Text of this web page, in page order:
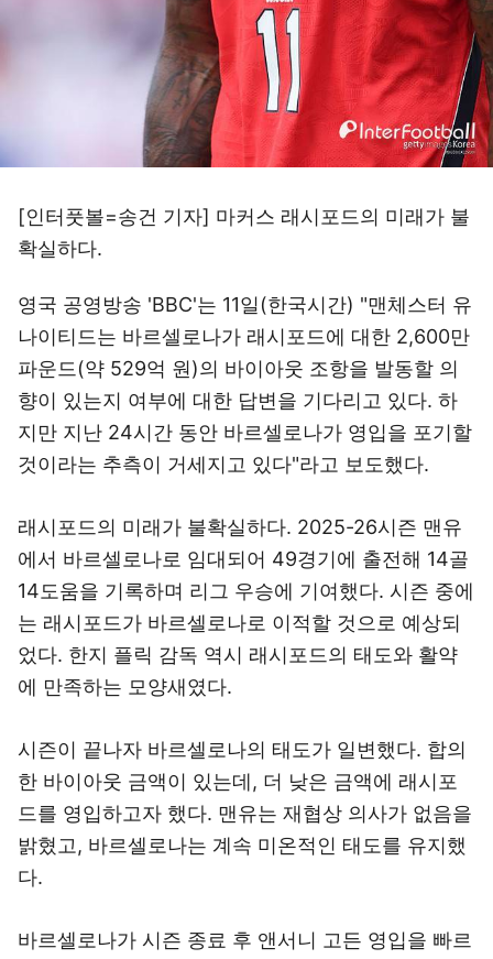
[인터풋볼=송건 기자] 마커스 래시포드의 미래가 불
확실하다.
영국 공영방송 'BBC'는 11일(한국시간) "맨체스터 유
나이티드는 바르셀로나가 래시포드에 대한 2,600만
파운드(약 529억 원)의 바이아웃 조항을 발동할 의
향이 있는지 여부에 대한 답변을 기다리고 있다. 하
지만 지난 24시간 동안 바르셀로나가 영입을 포기할
것이라는 추측이 거세지고 있다"라고 보도했다.
래시포드의 미래가 불확실하다. 2025-26시즌 맨유
에서 바르셀로나로 임대되어 49경기에 출전해 14골
14도움을 기록하며 리그 우승에 기여했다. 시즌 중에
는 래시포드가 바르셀로나로 이적할 것으로 예상되
었다. 한지 플릭 감독 역시 래시포드의 태도와 활약
에 만족하는 모양새였다.
시즌이 끝나자 바르셀로나의 태도가 일변했다. 합의
한 바이아웃 금액이 있는데, 더 낮은 금액에 래시포
드를 영입하고자 했다. 맨유는 재협상 의사가 없음을
밝혔고, 바르셀로나는 계속 미온적인 태도를 유지했
다.
바르셀로나가 시즌 종료 후 앤서니 고든 영입을 빠르